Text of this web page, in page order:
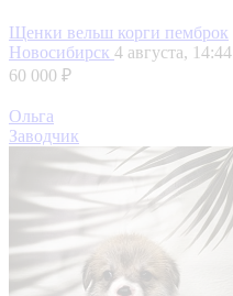
Щенки вельш корги пемброк
Новосибирск 4 августа, 14:44
60 000 ₽
Ольга
Заводчик